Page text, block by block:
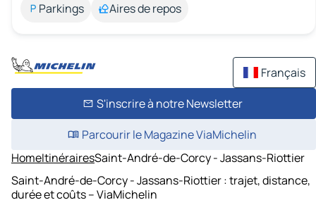
Parkings
Aires de repos
Français
S'inscrire à notre Newsletter
Parcourir le Magazine ViaMichelin
HomeItinérairesSaint-André-de-Corcy - Jassans-Riottier
Saint-André-de-Corcy - Jassans-Riottier : trajet, distance,
durée et coûts – ViaMichelin